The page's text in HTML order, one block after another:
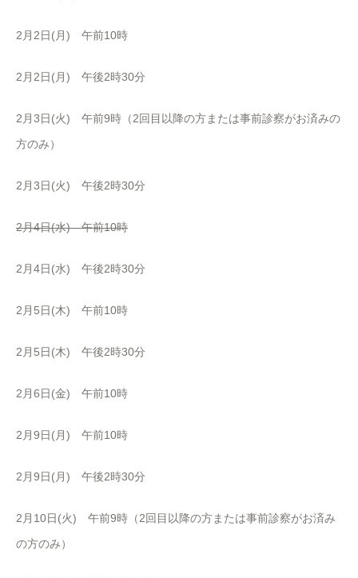
2月2日(月) 午前10時
2月2日(月) 午後2時30分
2月3日(火) 午前9時（2回目以降の方または事前診察がお済みの
方のみ）
2月3日(火) 午後2時30分
2月4日(水) 午前10時
2月4日(水) 午後2時30分
2月5日(木) 午前10時
2月5日(木) 午後2時30分
2月6日(金) 午前10時
2月9日(月) 午前10時
2月9日(月) 午後2時30分
2月10日(火) 午前9時（2回目以降の方または事前診察がお済み
の方のみ）